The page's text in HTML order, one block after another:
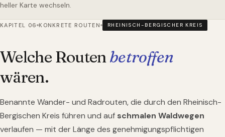
heller Karte wechseln.
KAPITEL 06 KONKRETE ROUTEN RHEINISCH-BERGISCHER KREIS
Welche Routenbetroffen
wären.
Benannte Wander- und Radrouten, die durch den Rheinisch-
Bergischen Kreis führen und auf schmalen Waldwegen
verlaufen — mit der Länge des genehmigungspflichtigen